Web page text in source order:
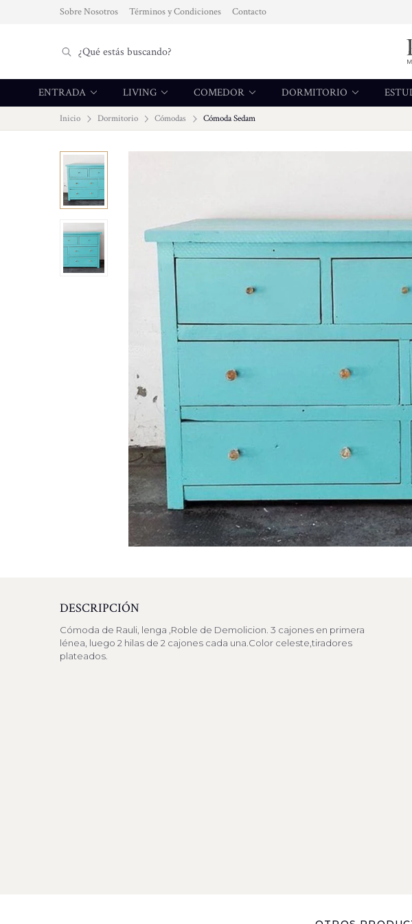
Sobre Nosotros Términos y Condiciones Contacto
ENTRADA LIVING COMEDOR DORMITORIO
Inicio Dormitorio Cómodas Cómoda Sedam
DESCRIPCIÓN
Cómoda de Rauli, lenga ,Roble de Demolicion. 3 cajones en primera
lénea, luego 2 hilas de 2 cajones cada una.Color celeste,tiradores
plateados.